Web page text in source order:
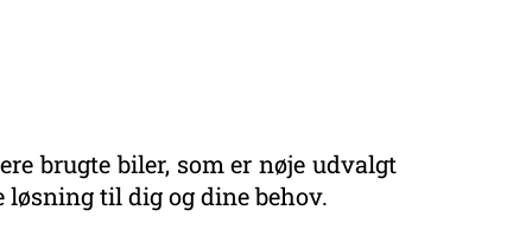
brugte biler, som er nøje udvalgt
til dig og dine behov.